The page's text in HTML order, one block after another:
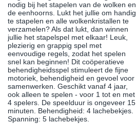
nodig bij het stapelen van de wolken en
de eenhoorns. Lukt het jullie om handig
te stapelen en alle wolkenkristallen te
verzamelen? Als dat lukt, dan winnen
jullie het stapelspel met elkaar! Leuk,
plezierig en grappig spel met
eenvoudige regels, zodat het spelen
snel kan beginnen! Dit coöperatieve
behendigheidsspel stimuleert de fijne
motoriek, behendigheid en gevoel voor
samenwerken. Geschikt vanaf 4 jaar,
ook alleen te spelen - voor 1 tot en met
4 spelers. De speelduur is ongeveer 15
minuten. Behendigheid: 4 lachebekjes.
Spanning: 5 lachebekjes.